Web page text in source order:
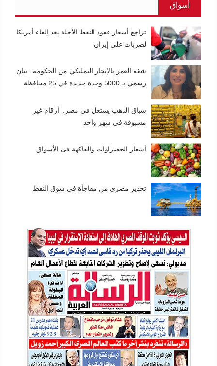
أسواق
تراجع أسعار عقود النفط الآجلة بعد إلغاء أمريكا
لضربات على إيران
شقة العمر بالإيجار التمليكي من الحكومة.. بيان
رسمي بـ 5000 وحدة جديدة في 25 محافظة
سباق الذهب يشتعل في مصر.. أرقام غير
مسبوقة في شهر واحد
أسعار الخضراوات والفاكهة فى الأسواق
تحذير مصري من مفاجأة في سوق النفط